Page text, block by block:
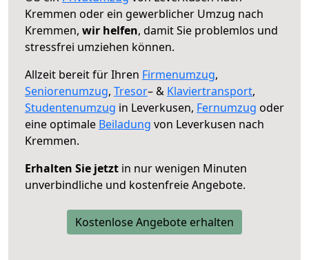
Kremmen oder ein gewerblicher Umzug nach
Kremmen, wir helfen, damit Sie problemlos und
stressfrei umziehen können.
Allzeit bereit für Ihren Firmenumzug,
Seniorenumzug, Tresor– & Klaviertransport,
Studentenumzug in Leverkusen, Fernumzug oder
eine optimale Beiladung von Leverkusen nach
Kremmen.
Erhalten Sie jetzt in nur wenigen Minuten
unverbindliche und kostenfreie Angebote.
Kostenlose Angebote erhalten